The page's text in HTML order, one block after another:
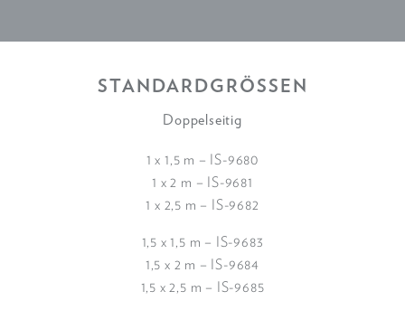
STANDARDGRÖSSEN
Doppelseitig
1 x 1,5 m – IS-9680
1 x 2 m – IS-9681
1 x 2,5 m – IS-9682
1,5 x 1,5 m – IS-9683
1,5 x 2 m – IS-9684
1,5 x 2,5 m – IS-9685